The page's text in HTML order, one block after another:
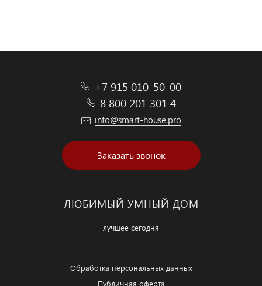
+7 915 010-50-00
8 800 201 301 4
info@smart-house.pro
Заказать звонок
ЛЮБИМЫЙ УМНЫЙ ДОМ
лучшее сегодня
Обработка персональных данных
Публичная оферта